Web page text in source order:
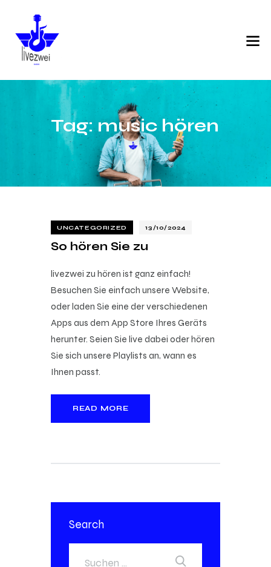
Tag: music hören
UNCATEGORIZED 13/10/2024
So hören Sie zu
livezwei zu hören ist ganz einfach!
Besuchen Sie einfach unsere Website,
oder laden Sie eine der verschiedenen
Apps aus dem App Store Ihres Geräts
herunter. Seien Sie live dabei oder hören
Sie sich unsere Playlists an, wann es
Ihnen passt.
READ MORE
Search